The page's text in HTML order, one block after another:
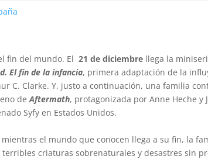
fin del mundo. El 21 de diciembrellega la
El fin de la infancia, primera adaptación de la
C. Clarke. Y, justo a continuación, una familia
de Aftermath, protagonizada por Anne Heche y
Syfy en Estados Unidos.
mientras el mundo que conocen llega a su fin, la
criaturas sobrenaturales y desastres sin